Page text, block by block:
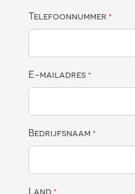
Telefoonnummer *
E-mailadres *
Bedrijfsnaam *
Land *